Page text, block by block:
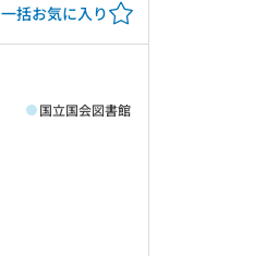
一括お気に入り
国立国会図書館